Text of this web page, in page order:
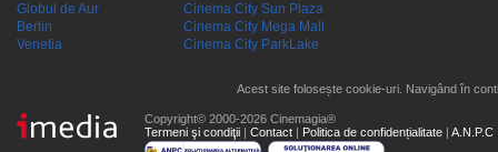
Globul de Aur
Berlin
Venetia
Cinema City Sun Plaza
Cinema City Mega Mall
Cinema City ParkLake
Acest site folosește cookie-uri. Navigând în
Copyright© 2000-2026 Cinemagia®
Termeni şi condiţii | Contact | Politica de confidențialitate | A.N.P.C